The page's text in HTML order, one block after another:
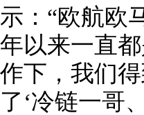
示：“欧航欧
年以来一直
作下，我们
了‘冷链一哥